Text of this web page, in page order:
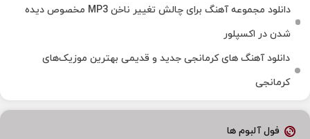
دانلود مجموعه آهنگ برای چالش تغییر ناخن MP3 مخصوص دیده
شدن در اکسپلور
دانلود آهنگ‌ های کرمانجی جدید و قدیمی بهترین موزیک‌های
کرمانجی
فول آلبوم ها